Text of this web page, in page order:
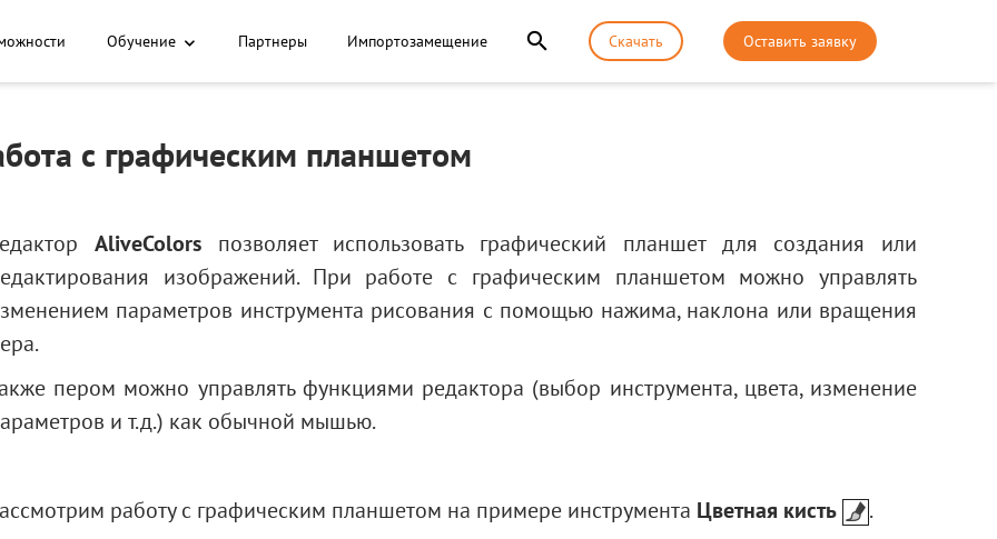
Обучение Партнеры Импортозамещение Скачать Оставить заявку
с графическим планшетом
AliveColorsпозволяет использовать графический планшет для создания или
изображений. При работе с графическим планшетом можно управлять
параметров инструмента рисования с помощью нажима, наклона или вращения
пером можно управлять функциями редактора (выбор инструмента, цвета, изменение
и т.д.) как обычной мышью.
работу с графическим планшетом на примере инструмента Цветная кисть
.